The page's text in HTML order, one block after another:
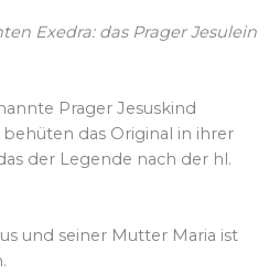
Exedra: das Prager Jesulein
Prager Jesuskind
das Original in ihrer
der Legende nach der hl.
und seiner Mutter Maria ist